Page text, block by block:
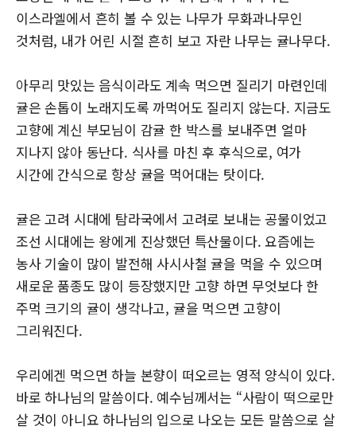
이스라엘에서 흔히 볼 수 있는 나무가 무화과나무인
것처럼, 내가 어린 시절 흔히 보고 자란 나무는 귤나무다.
아무리 맛있는 음식이라도 계속 먹으면 질리기 마련인데
귤은 손톱이 노래지도록 까먹어도 질리지 않는다. 지금도
고향에 계신 부모님이 감귤 한 박스를 보내주면 얼마
지나지 않아 동난다. 식사를 마친 후 후식으로, 여가
시간에 간식으로 항상 귤을 먹어대는 탓이다.
귤은 고려 시대에 탐라국에서 고려로 보내는 공물이었고
조선 시대에는 왕에게 진상했던 특산물이다. 요즘에는
농사 기술이 많이 발전해 사시사철 귤을 먹을 수 있으며
새로운 품종도 많이 등장했지만 고향 하면 무엇보다 한
주먹 크기의 귤이 생각나고, 귤을 먹으면 고향이
그리워진다.
우리에겐 먹으면 하늘 본향이 떠오르는 영적 양식이 있다.
바로 하나님의 말씀이다. 예수님께서는 “사람이 떡으로만
살 것이 아니요 하나님의 입으로 나오는 모든 말씀으로 살